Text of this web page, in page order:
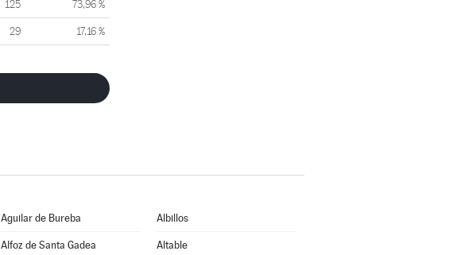
125 73,96 %
29 17,16 %
Aguilar de Bureba Albillos
Alfoz de Santa Gadea Altable